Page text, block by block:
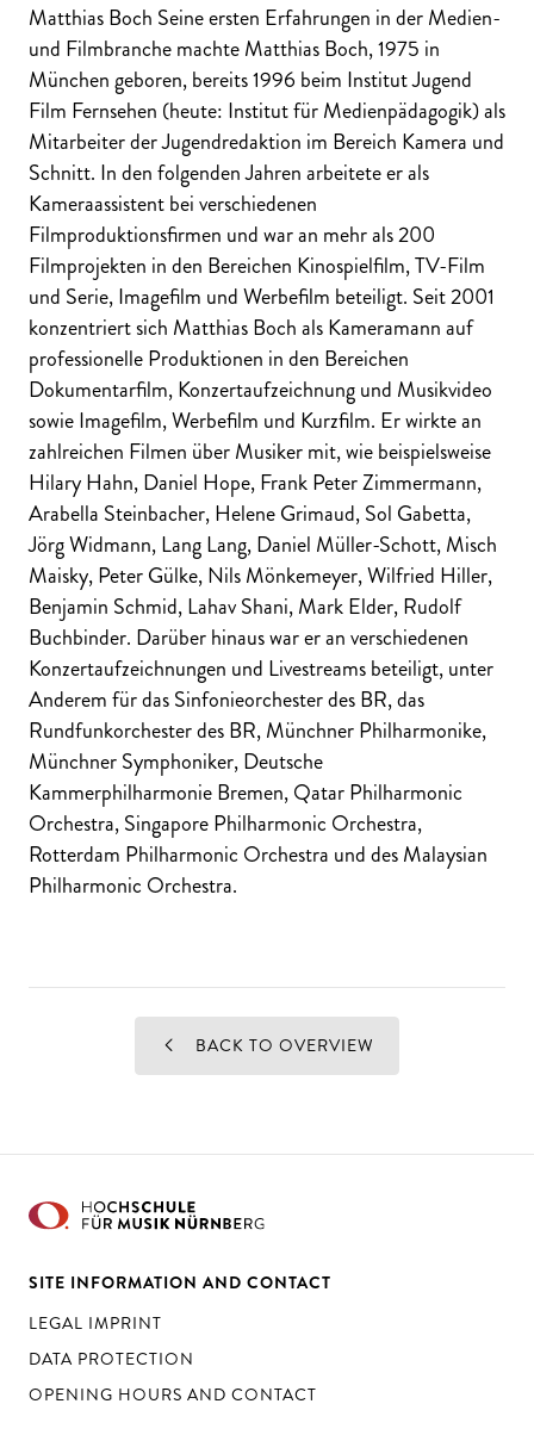
Matthias Boch Seine ersten Erfahrungen in der Medien-
und Filmbranche machte Matthias Boch, 1975 in
München geboren, bereits 1996 beim Institut Jugend
Film Fernsehen (heute: Institut für Medienpädagogik) als
Mitarbeiter der Jugendredaktion im Bereich Kamera und
Schnitt. In den folgenden Jahren arbeitete er als
Kameraassistent bei verschiedenen
Filmproduktionsfirmen und war an mehr als 200
Filmprojekten in den Bereichen Kinospielfilm, TV-Film
und Serie, Imagefilm und Werbefilm beteiligt. Seit 2001
konzentriert sich Matthias Boch als Kameramann auf
professionelle Produktionen in den Bereichen
Dokumentarfilm, Konzertaufzeichnung und Musikvideo
sowie Imagefilm, Werbefilm und Kurzfilm. Er wirkte an
zahlreichen Filmen über Musiker mit, wie beispielsweise
Hilary Hahn, Daniel Hope, Frank Peter Zimmermann,
Arabella Steinbacher, Helene Grimaud, Sol Gabetta,
Jörg Widmann, Lang Lang, Daniel Müller-Schott, Misch
Maisky, Peter Gülke, Nils Mönkemeyer, Wilfried Hiller,
Benjamin Schmid, Lahav Shani, Mark Elder, Rudolf
Buchbinder. Darüber hinaus war er an verschiedenen
Konzertaufzeichnungen und Livestreams beteiligt, unter
Anderem für das Sinfonieorchester des BR, das
Rundfunkorchester des BR, Münchner Philharmonike,
Münchner Symphoniker, Deutsche
Kammerphilharmonie Bremen, Qatar Philharmonic
Orchestra, Singapore Philharmonic Orchestra,
Rotterdam Philharmonic Orchestra und des Malaysian
Philharmonic Orchestra.
BACK TO OVERVIEW
SITE INFORMATION AND CONTACT
LEGAL IMPRINT
DATA PROTECTION
OPENING HOURS AND CONTACT